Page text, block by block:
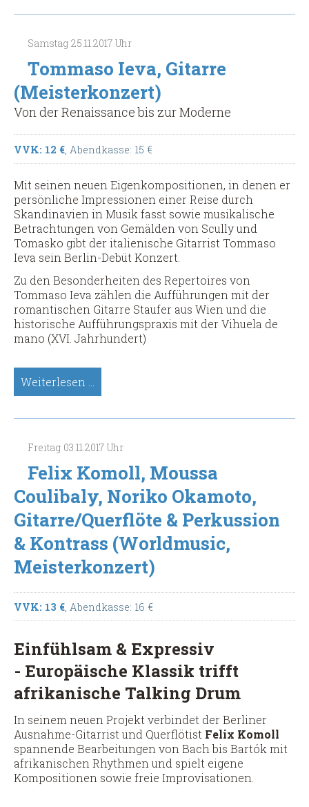
Bestes),
Bühne
Treffpunkt
Samstag 25.11.2017 Uhr
Tommaso Ieva, Gitarre
(Meisterkonzert)
Von der Renaissance bis zur Moderne
VVK: 12 € , Abendkasse: 15 €
Mit seinen neuen Eigenkompositionen, in denen er
persönliche Impressionen einer Reise durch
Skandinavien in Musik fasst sowie musikalische
Betrachtungen von Gemälden von Scully und
Tomasko gibt der italienische Gitarrist Tommaso
Ieva sein Berlin-Debüt Konzert.
Zu den Besonderheiten des Repertoires von
Tommaso Ieva zählen die Aufführungen mit der
romantischen Gitarre Staufer aus Wien und die
historische Aufführungspraxis mit der Vihuela de
mano (XVI. Jahrhundert)
Weiterlesen …
Tommaso
Ieva,
Freitag 03.11.2017 Uhr
Felix Komoll, Moussa
Coulibaly, Noriko Okamoto,
Gitarre/Querflöte & Perkussion
& Kontrass (Worldmusic,
Meisterkonzert)
VVK: 13 €, Abendkasse: 16 €
Einfühlsam & Expressiv
- Europäische Klassik trifft
afrikanische Talking Drum
In seinem neuen Projekt verbindet der Berliner
Ausnahme-Gitarrist und Querflötist Felix Komoll
spannende Bearbeitungen von Bach bis Bartók mit
afrikanischen Rhythmen und spielt eigene
Kompositionen sowie freie Improvisationen.